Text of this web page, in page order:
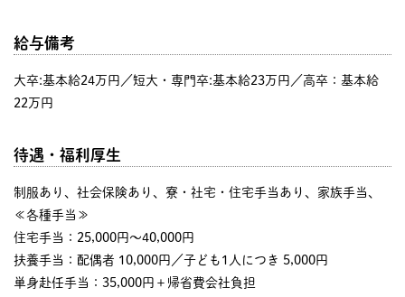
給与備考
大卒:基本給24万円／短大・専門卒:基本給23万円／高卒：基本給
22万円
待遇・福利厚生
制服あり、社会保険あり、寮・社宅・住宅手当あり、家族手当、
≪各種手当≫
住宅手当：25,000円～40,000円
扶養手当：配偶者 10,000円／子ども1人につき 5,000円
単身赴任手当：35,000円＋帰省費会社負担